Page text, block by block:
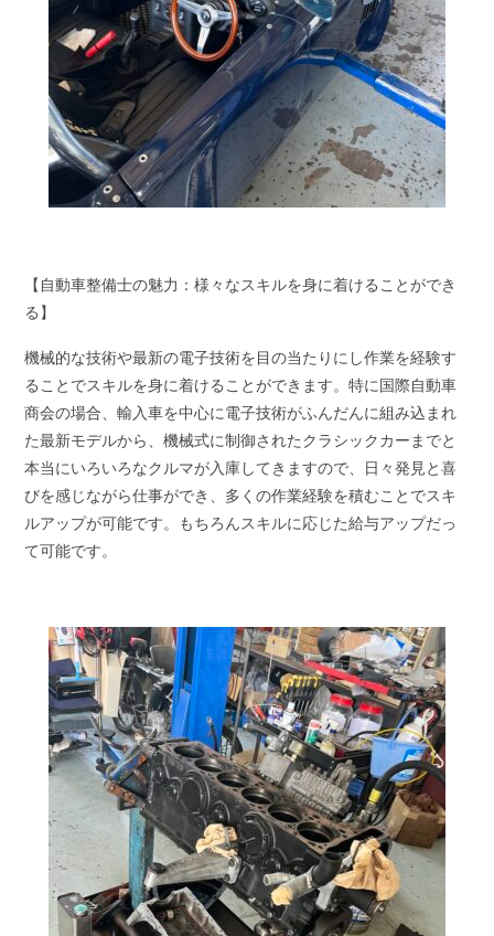
【自動車整備士の魅力：様々なスキルを身に着けることができ
る】
機械的な技術や最新の電子技術を目の当たりにし作業を経験す
ることでスキルを身に着けることができます。特に国際自動車
商会の場合、輸入車を中心に電子技術がふんだんに組み込まれ
た最新モデルから、機械式に制御されたクラシックカーまでと
本当にいろいろなクルマが入庫してきますので、日々発見と喜
びを感じながら仕事ができ、多くの作業経験を積むことでスキ
ルアップが可能です。もちろんスキルに応じた給与アップだっ
て可能です。